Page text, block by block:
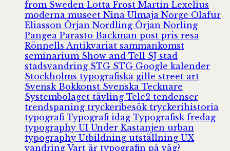
from Sweden Lotta Frost Martin Lexelius
moderna museet Nina Ulmaja Norge Olafur
Eliasson Örjan Nordling Örjan Norling
Pangea Parasto Backman post pris resa
Rönnells Antikvariat sammankomst
seminarium Show and Tell SJ stad
stadsvandring STG STG Google kalender
Stockholms typografiska gille street art
Svensk Bokkonst Svenska Tecknare
Systembolaget tävling Tele2 tendenser
trendspaning tryckeribesök tryckerihistoria
typografi Typografi idag Typografisk fredag
typography UI Under Kastanjen urban
typography Utbildning utställning UX
vandring Vart är typografin på väg?